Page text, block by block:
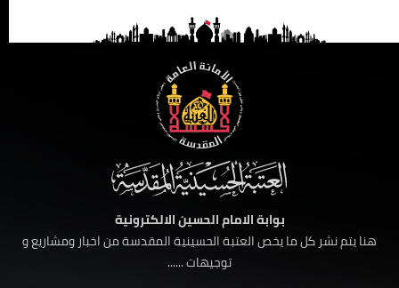
بوابة الامام الحسين الالكترونية
هنا يتم نشر كل ما يخص العتبة الحسينية المقدسة من اخبار ومشاريع و
توجيهات ......